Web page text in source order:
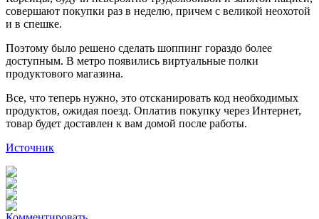
совершают покупки раз в неделю, причем с великой неохотой
и в спешке.
Поэтому было решено сделать шоппинг гораздо более
доступным. В метро появились виртуальные полки
продуктового магазина.
Все, что теперь нужно, это отсканировать код необходимых
продуктов, ожидая поезд. Оплатив покупку через Интернет,
товар будет доставлен к вам домой после работы.
Источник